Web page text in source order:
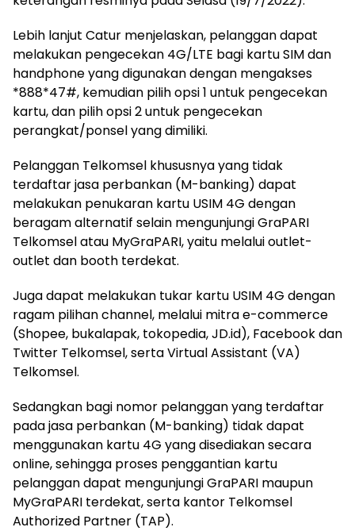
Lebih lanjut Catur menjelaskan, pelanggan dapat
melakukan pengecekan 4G/LTE bagi kartu SIM dan
handphone yang digunakan dengan mengakses
*888*47#, kemudian pilih opsi 1 untuk pengecekan
kartu, dan pilih opsi 2 untuk pengecekan
perangkat/ponsel yang dimiliki.
Pelanggan Telkomsel khususnya yang tidak
terdaftar jasa perbankan (M-banking) dapat
melakukan penukaran kartu USIM 4G dengan
beragam alternatif selain mengunjungi GraPARI
Telkomsel atau MyGraPARI, yaitu melalui outlet-
outlet dan booth terdekat.
Juga dapat melakukan tukar kartu USIM 4G dengan
ragam pilihan channel, melalui mitra e-commerce
(Shopee, bukalapak, tokopedia, JD.id), Facebook dan
Twitter Telkomsel, serta Virtual Assistant (VA)
Telkomsel.
Sedangkan bagi nomor pelanggan yang terdaftar
pada jasa perbankan (M-banking) tidak dapat
menggunakan kartu 4G yang disediakan secara
online, sehingga proses penggantian kartu
pelanggan dapat mengunjungi GraPARI maupun
MyGraPARI terdekat, serta kantor Telkomsel
Authorized Partner (TAP).